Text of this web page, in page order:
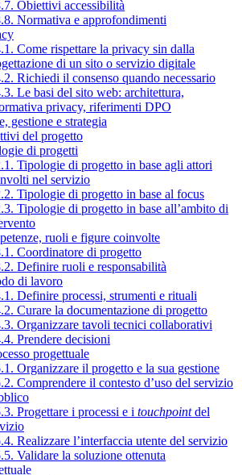
Obiettivi accessibilità
Normativa e approfondimenti
Come rispettare la privacy sin dalla
di un sito o servizio digitale
Richiedi il consenso quando necessario
Le basi del sito web: architettura,
privacy, riferimenti DPO
gestione e strategia
del progetto
di progetti
Tipologie di progetto in base agli attori
nel servizio
Tipologie di progetto in base al focus
Tipologie di progetto in base all’ambito di
ruoli e figure coinvolte
Coordinatore di progetto
Definire ruoli e responsabilità
di lavoro
Definire processi, strumenti e rituali
Curare la documentazione di progetto
Organizzare tavoli tecnici collaborativi
Prendere decisioni
progettuale
Organizzare il progetto e la sua gestione
Comprendere il contesto d’uso del servizio
Progettare i processi e i touchpointdel
Realizzare l’interfaccia utente del servizio
Validare la soluzione ottenuta